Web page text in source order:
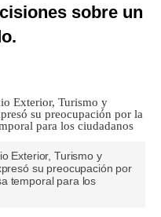
sobre un
Exterior, Turismo y
su preocupación por
temporal para los